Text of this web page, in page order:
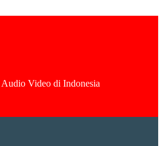
Video di Indonesia